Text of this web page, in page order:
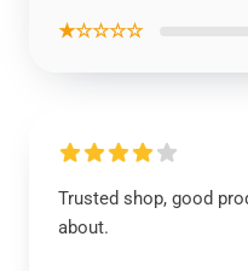
★☆☆☆☆
Trusted shop, good
about.